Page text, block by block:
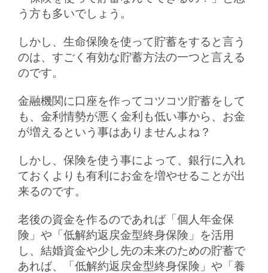
う方も多いでしょう。
しかし、生命保険を使って貯蓄をすると言う
のは、すごく有効な貯蓄方法の一つと言える
のです。
金融機関に口座を作ってコツコツ貯蓄をして
も、金利情勢が悪く金利も低い事から、お金
が増えるという事はありませんよね？
しかし、保険を使う事によって、銀行に入れ
ておくよりも有利にお金を増やせることが出
来るのです。
老後の資金を作るのであれば「個人年金保
険」や「低解約返戻金型終身保険」を活用
し、結婚資金や少し先の未来のための貯蓄で
あれば、「低解約返戻金型終身保険」や「養